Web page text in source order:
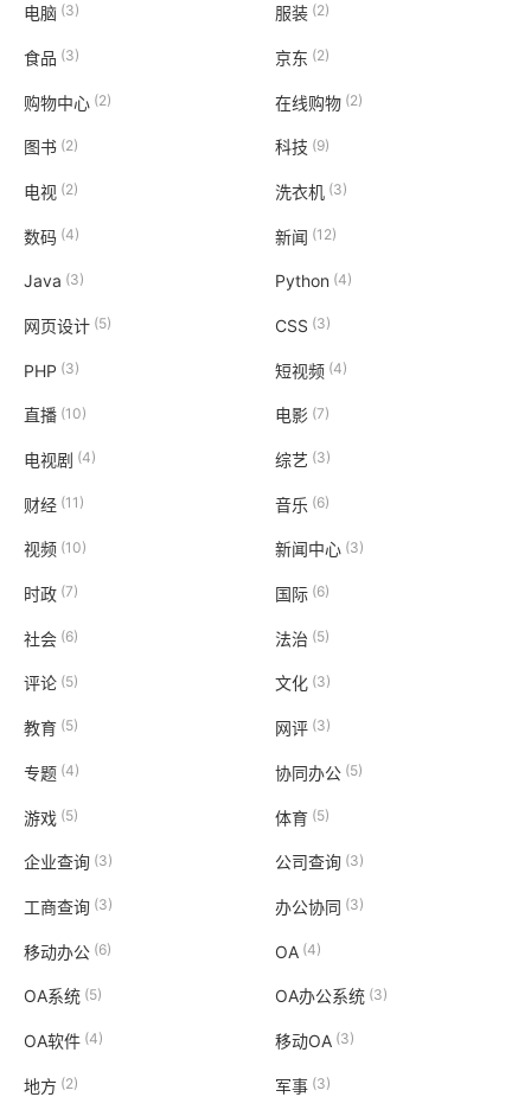
电脑 (3) 服装(2)
食品 (3) 京东 (2)
购物中心 (2) 在线购物(2)
图书 (2) 科技 (9)
电视 (2) 洗衣机 (3)
数码 (4) 新闻 (12)
Java (3) Python (4)
网页设计 (5) CSS (3)
PHP (3) 短视频(4)
直播 (10) 电影 (7)
电视剧 (4) 综艺 (3)
财经 (11) 音乐 (6)
视频 (10) 新闻中心 (3)
时政 (7) 国际(6)
社会 (6) 法治 (5)
评论 (5) 文化 (3)
教育 (5) 网评(3)
专题 (4) 协同办公(5)
游戏 (5) 体育(5)
企业查询 (3) 公司查询(3)
工商查询 (3) 办公协同 (3)
移动办公 (6) OA (4)
OA系统 (5) OA办公系统(3)
OA软件 (4) 移动OA (3)
地方 (2) 军事 (3)